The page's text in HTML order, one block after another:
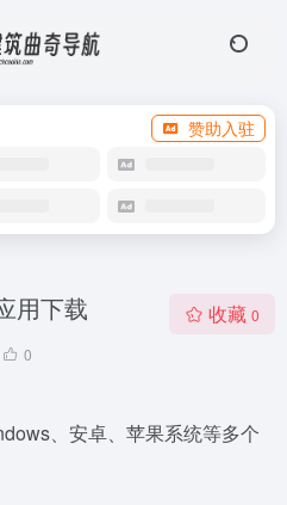
赞助入驻
用下载
0
收藏 0
、安卓、苹果系统等多个